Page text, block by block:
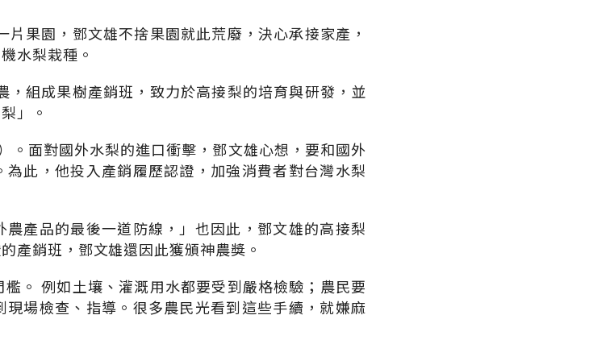
果園，鄧文雄不捨果園就此荒廢，決心承接家產，
水梨栽種。
組成果樹產銷班，致力於高接梨的培育與研發，並
」。
。面對國外水梨的進口衝擊，鄧文雄心想，要和國外
此，他投入產銷履歷認證，加強消費者對台灣水梨
農產品的最後一道防線，」也因此，鄧文雄的高接梨
產銷班，鄧文雄還因此獲頒神農獎。
。 例如土壤、灌溉用水都要受到嚴格檢驗；農民要
場檢查、指導。很多農民光看到這些手續，就嫌麻